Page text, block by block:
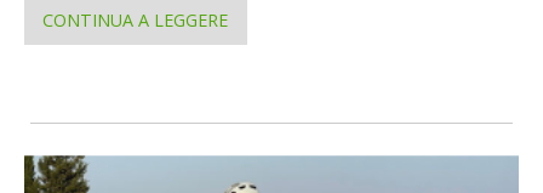
CONTINUA A LEGGERE